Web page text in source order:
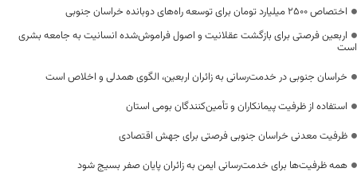
اختصاص 2500 میلیارد تومان برای توسعه راه‌های دوبانده خراسان جنوبی
اربعین فرصتی برای بازگشت عقلانیت و اصول فراموش‌شده انسانیت به جامعه بشری
است
خراسان جنوبی در خدمت‌رسانی به زائران اربعین، الگوی همدلی و اخلاص است
استفاده از ظرفیت پیمانکاران و تأمین‌کنندگان بومی استان
ظرفیت معدنی خراسان جنوبی فرصتی برای جهش اقتصادی
همه ظرفیت‌ها برای خدمت‌رسانی ایمن به زائران پایان صفر بسیج شود